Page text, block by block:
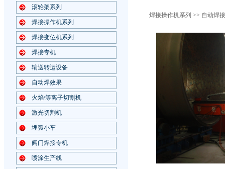
滚轮架系列
焊接操作机系列
焊接变位机系列
焊接专机
输送转运设备
自动焊效果
火焰\等离子切割机
激光切割机
埋弧小车
阀门焊接专机
喷涂生产线
焊接操作机系列 >> 自动焊